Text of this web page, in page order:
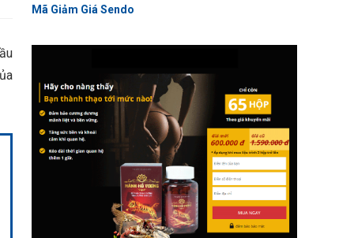
Mã Giảm Giá Sendo